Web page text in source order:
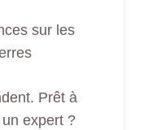
sur les
Prêt à
expert ?